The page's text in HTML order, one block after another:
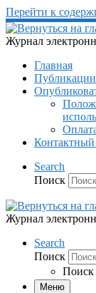
Перейти к
Журнал
Главная
Публикации
Контактный
Search
Поиск
Журнал
Search
Поиск
Поиск
Меню